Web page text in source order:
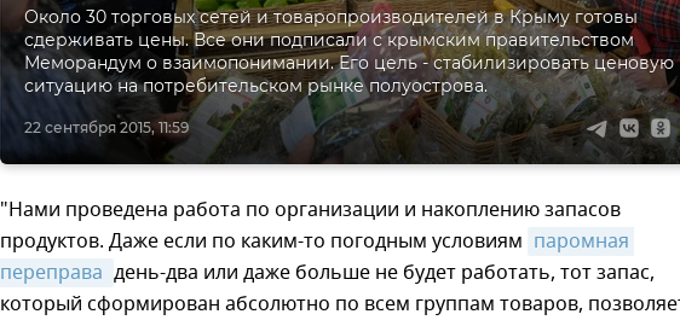
22 сентября 2015, 11:59
Около 30 торговых сетей и товаропроизводителей в Крыму готовы
сдерживать цены. Все они подписали с крымским правительством
Меморандум о взаимопонимании. Его цель - стабилизировать ценовую
ситуацию на потребительском рынке полуострова.
"Нами проведена работа по организации и накоплению запасов
продуктов. Даже если по каким-то погодным условиям паромная
переправа день-два или даже больше не будет работать, тот запас,
который сформирован абсолютно по всем группам товаров,